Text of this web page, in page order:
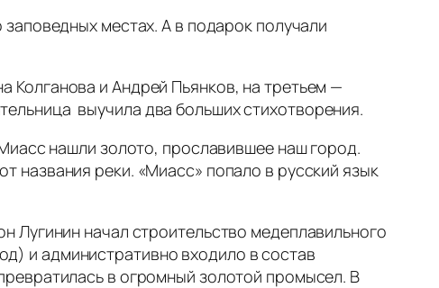
местах. А в подарок получали
Колганова и Андрей Пьянков, на третьем —
выучила два больших стихотворения.
нашли золото, прославившее наш город.
названия реки. «Миасс» попало в русский язык
Лугинин начал строительство медеплавильного
и административно входило в состав
в огромный золотой промысел. В